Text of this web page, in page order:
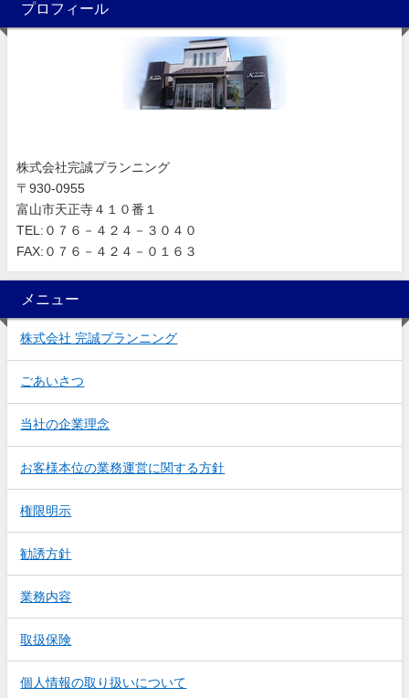
プロフィール
株式会社完誠プランニング
〒930-0955
富山市天正寺４１０番１
TEL:０７６－４２４－３０４０
FAX:０７６－４２４－０１６３
メニュー
株式会社 完誠プランニング
ごあいさつ
当社の企業理念
お客様本位の業務運営に関する方針
権限明示
勧誘方針
業務内容
取扱保険
個人情報の取り扱いについて